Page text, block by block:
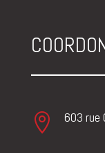
 603 rue